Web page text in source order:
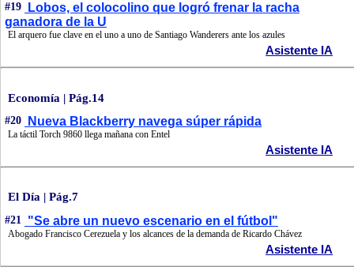
#19
Lobos, el colocolino que logró frenar la racha
ganadora de la U
El arquero fue clave en el uno a uno de Santiago Wanderers ante los azules
Asistente IA
Economía | Pág.14
#20 Nueva Blackberry navega súper rápida
La táctil Torch 9860 llega mañana con Entel
Asistente IA
El Día | Pág.7
#21 "Se abre un nuevo escenario en el fútbol"
Abogado Francisco Cerezuela y los alcances de la demanda de Ricardo Chávez
Asistente IA